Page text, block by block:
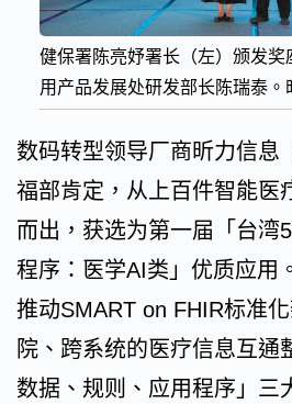
健保署陈亮妤署长（左）颁发奖
用产品发展处研发部长陈瑞泰。
数码转型领导厂商昕力信息
福部肯定，从上百件智能医
而出，获选为第一届「台湾
程序：医学AI类」优质应用
推动SMART on FHIR标准
院、跨系统的医疗信息互通
数据、规则、应用程序」三